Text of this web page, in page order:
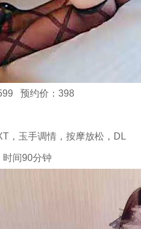
预约价：398
，玉手调情，按摩放松，DL
时间90分钟